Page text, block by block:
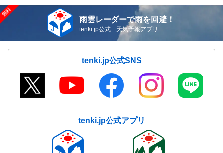
雨雲レーダーで雨を回避！
tenki.jp公式 天気予報アプリ
tenki.jp公式SNS
tenki.jp公式アプリ